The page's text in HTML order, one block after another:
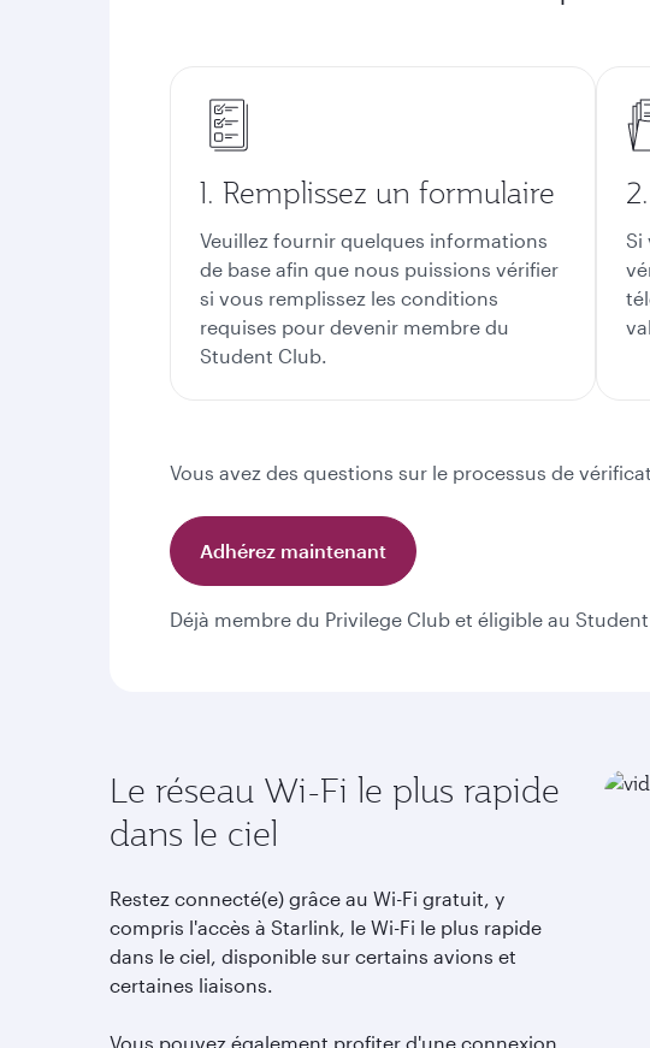
1. Remplissez un formulaire
Veuillez fournir quelques informations
de base afin que nous puissions vérifier
si vous remplissez les conditions
requises pour devenir membre du
Student Club.
Si
Vous avez des questions sur le processus de
Adhérez maintenant
Déjà membre du Privilege Club et éligible au Student
Le réseau Wi-Fi le plus rapide
dans le ciel
Restez connecté(e) grâce au Wi-Fi gratuit, y
compris l'accès à Starlink, le Wi-Fi le plus rapide
dans le ciel, disponible sur certains avions et
certaines liaisons.
Vous pouvez également profiter d'une connexion